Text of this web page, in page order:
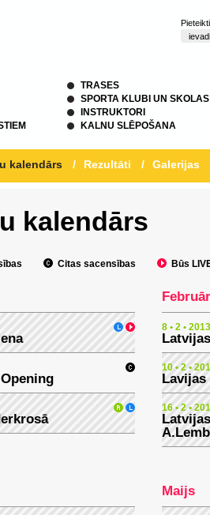
TRASES
SPORTA KLUBI UN SKOLAS
INSTRUKTORI
KALNU SLĒPOŠANA
kalendārs / Rezultāti / Galerijas
kalendārs
Citas sacensības Būs
8 • 2 • 2013
10 • 2 •
Lavijas
16 • 2 •
Maijs